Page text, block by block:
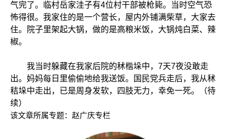
气完了。临村岳家洼子有4位村干部被枪毙。当时空气恐
怖得很。我家住的是一个营长，屋内外铺满柴草，大家去
住。院子里架起大锅，做的是高粮米饭，大锅炖白菜、辣
椒。
我当时躲藏在我家后院的秫楷垛中，7天7夜没敢走
出。妈妈每日里偷偷地给我送饭。国民党兵走后，我从秫
秸垛中走出，已是周身发软，四肢无力，幸免一死。（待
续）
该文章所属专题： 赵广庆专栏